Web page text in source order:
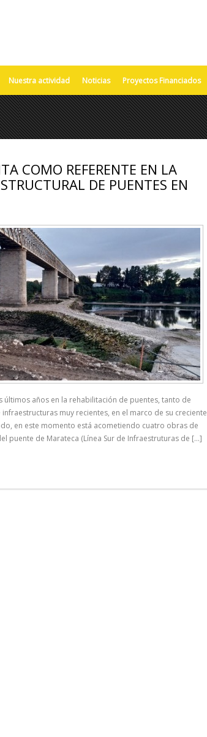
Nuestra actividad Noticias Proyectos Financiados
COMO REFERENTE EN LA
DE PUENTES EN
últimos años en la rehabilitación de puentes, tanto de
muy recientes, en el marco de su creciente
en este momento está acometiendo cuatro obras de
puente de Marateca (Línea Sur de Infraestruturas de [...]